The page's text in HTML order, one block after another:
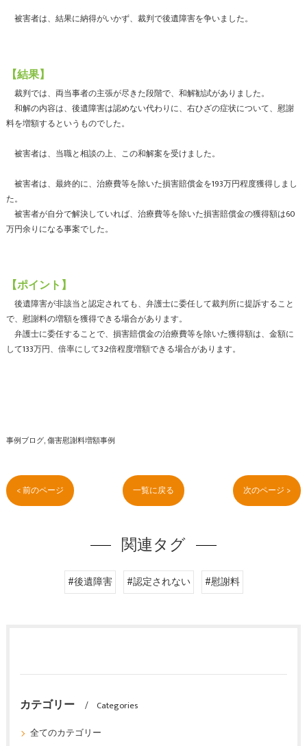
被害者は、結果に納得がいかず、裁判で後遺障害を争いました。
【結果】
裁判では、両当事者の主張が尽きた段階で、和解勧試がありました。
和解の内容は、後遺障害は認めない代わりに、右ひざの症状について、慰謝
料を増額するというものでした。
被害者は、当職と相談の上、この和解案を受けました。
被害者は、最終的に、治療費等を除いた損害賠償金を193万円程度獲得しまし
た。
被害者が自分で解決していれば、治療費等を除いた損害賠償金の獲得額は60
万円余りになる事案でした。
【ポイント】
後遺障害が非該当と認定されても、弁護士に委任して裁判所に提訴すること
で、慰謝料の増額を獲得できる場合があります。
弁護士に委任することで、損害賠償金の治療費等を除いた獲得額は、金額に
して133万円、倍率にして3.2倍程度増額できる場合があります。
事例ブログ 傷害慰謝料増額事例
< 前のページ 一覧に戻る 次のページ >
関連タグ
#後遺障害 #認定されない #慰謝料
カテゴリー
Categories
全てのカテゴリー